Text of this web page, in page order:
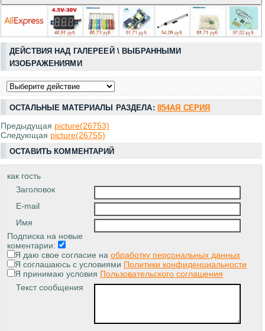
ДЕЙСТВИЯ НАД ГАЛЕРЕЕЙ \ ВЫБРАННЫМИ
ИЗОБРАЖЕНИЯМИ
ОСТАЛЬНЫЕ МАТЕРИАЛЫ РАЗДЕЛА: 854АЯ СЕРИЯ
Предыдущая picture(26753)
Следующая picture(26755)
ОСТАВИТЬ КОММЕНТАРИЙ
как гость
Заголовок
E-mail
Имя
Подписка на новые
коментарии:
Я даю свое согласие на обработку персональных данных
Я соглашаюсь с условиями Политики конфиденциальности
Я принимаю условия Пользовательского соглашения
Текст сообщения